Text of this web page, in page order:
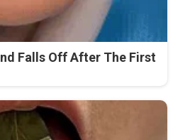
Falls Off After The First